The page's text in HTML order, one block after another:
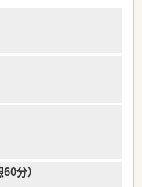
度、キャリア支援制度等
分）